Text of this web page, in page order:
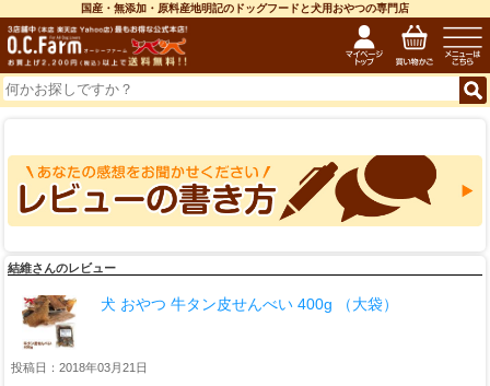
国産・無添加・原料産地明記のドッグフードと犬用おやつの専門店
結維さんのレビュー
犬 おやつ 牛タン皮せんべい 400g （大袋）
投稿日：2018年03月21日